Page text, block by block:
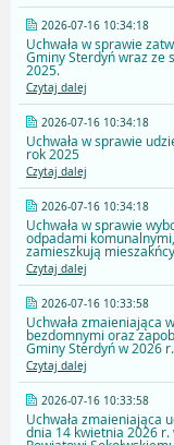
2026-07-16 10:34:18
Uchwała w sprawie
Gminy Sterdyń wraz ze
2025.
Czytaj dalej
2026-07-16 10:34:18
Uchwała w sprawie
rok 2025
Czytaj dalej
2026-07-16 10:34:18
Uchwała w sprawie
odpadami
zamieszkują
Czytaj dalej
2026-07-16 10:33:58
Uchwała zmaieniająca
bezdomnymi oraz
Gminy Sterdyń w 2026 r.
Czytaj dalej
2026-07-16 10:33:58
Uchwała zmaieniająca
dnia 14 kwietnia 2026